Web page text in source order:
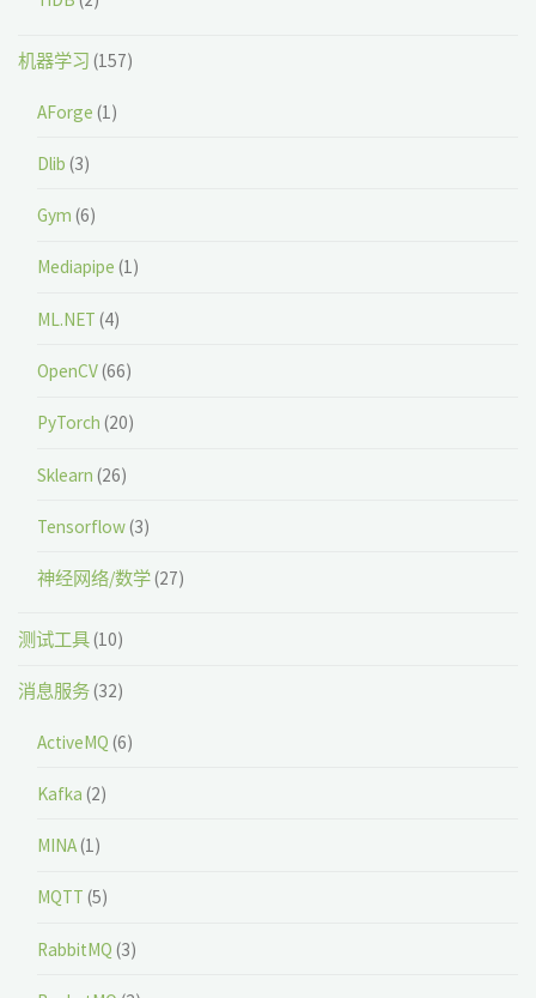
机器学习 (157)
AForge (1)
Dlib (3)
Gym (6)
Mediapipe (1)
ML.NET (4)
OpenCV(66)
PyTorch (20)
Sklearn (26)
Tensorflow(3)
神经网络/数学(27)
测试工具(10)
消息服务(32)
ActiveMQ (6)
Kafka (2)
MINA(1)
MQTT (5)
RabbitMQ (3)